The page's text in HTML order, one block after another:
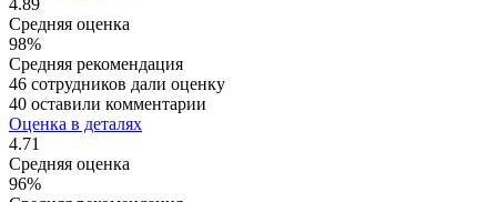
Средняя оценка
98%
Средняя рекомендация
46 сотрудников дали оценку
40 оставили комментарии
Оценка в деталях
4.71
Средняя оценка
96%